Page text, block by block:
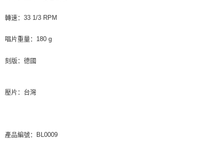
轉速： 33 1/3 RPM
唱片重量： 180 g
刻版：德國
壓片：台灣
產品編號：BL0009